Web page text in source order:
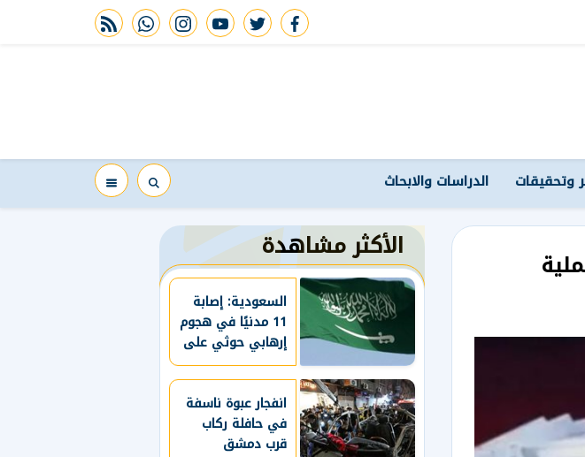
facebook
twitter
youtube
instagram
whatsapp
rss feed
وتحقيقات الدراسات والابحاث
تبدأ عملية
الأكثر مشاهدة
السعودية: إصابة
11 مدنيًا في هجوم
إرهابي حوثي على
نجران
انفجار عبوة ناسفة
في حافلة ركاب
قرب دمشق